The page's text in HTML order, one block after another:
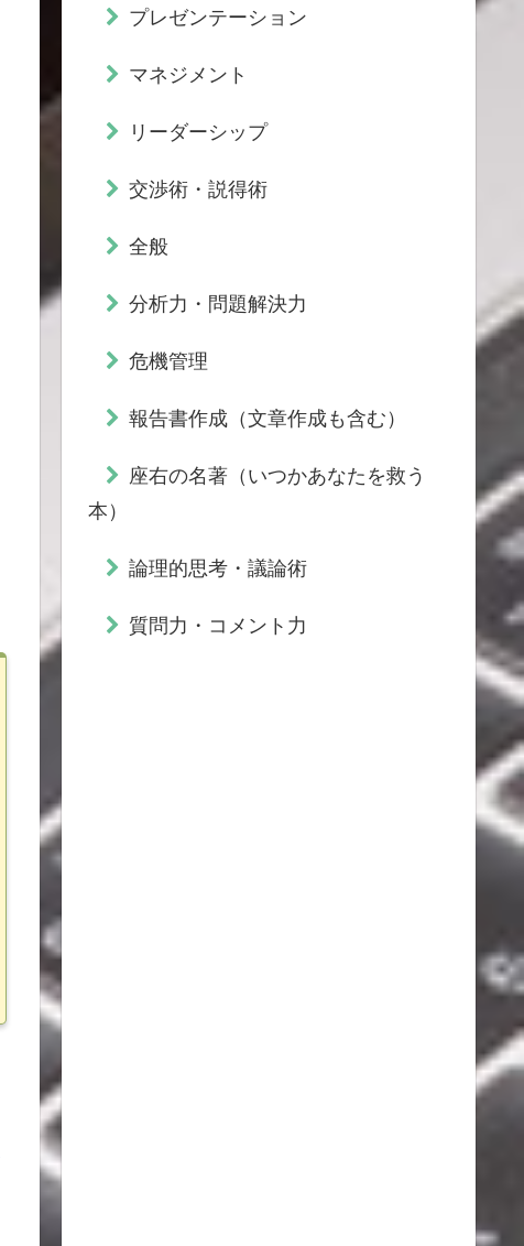
プレゼンテーション
マネジメント
リーダーシップ
交渉術・説得術
全般
分析力・問題解決力
危機管理
報告書作成（文章作成も含む）
座右の名著（いつかあなたを救う
本）
論理的思考・議論術
質問力・コメント力